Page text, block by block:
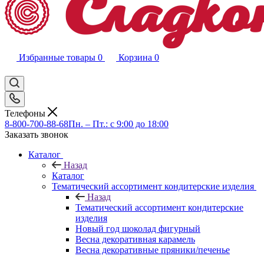
Избранные товары 0 Корзина 0
Телефоны
8-800-700-88-68Пн. – Пт.: с 9:00 до 18:00
Заказать звонок
Каталог
Назад
Каталог
Тематический ассортимент кондитерские изделия
Назад
Тематический ассортимент кондитерские
изделия
Новый год шоколад фигурный
Весна декоративная карамель
Весна декоративные пряники/печенье